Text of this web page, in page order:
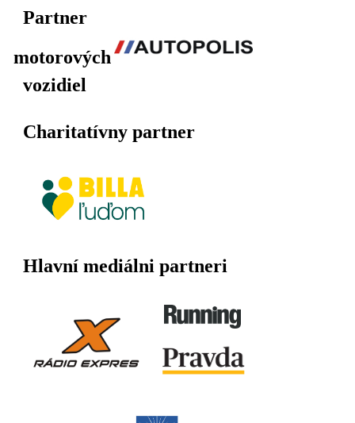
Partner
motorových
vozidiel
Charitatívny partner
Hlavní mediálni partneri